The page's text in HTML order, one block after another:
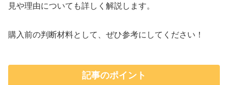
見や理由についても詳しく解説します。
購入前の判断材料として、ぜひ参考にしてください！
記事のポイント